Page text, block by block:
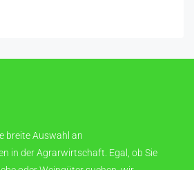
breite Auswahl an
in der Agrarwirtschaft. Egal, ob Sie